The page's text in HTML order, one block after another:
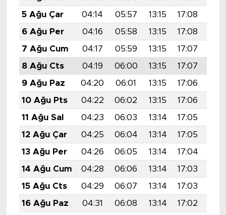
5 Ağu Çar
04:14 05:57 13:15 17:08
6 Ağu Per
04:16 05:58 13:15 17:08
7 Ağu Cum
04:17 05:59 13:15 17:07
8 Ağu Cts
04:19 06:00 13:15 17:07
9 Ağu Paz
04:20 06:01 13:15 17:06
10 Ağu Pts
04:22 06:02 13:15 17:06
11 Ağu Sal
04:23 06:03 13:14 17:05
12 Ağu Çar
04:25 06:04 13:14 17:05
13 Ağu Per
04:26 06:05 13:14 17:04
14 Ağu Cum
04:28 06:06 13:14 17:03
15 Ağu Cts
04:29 06:07 13:14 17:03
16 Ağu Paz
04:31 06:08 13:14 17:02